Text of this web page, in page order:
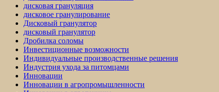
дисковая грануляция
дисковое гранулирование
Дисковый гранулятор
дисковый гранулятор
Дробилка соломы
Инвестиционные возможности
Индивидуальные производственные решения
Индустрия ухода за питомцами
Инновации
Инновации в агропромышленности